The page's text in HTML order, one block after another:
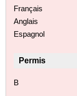
Français
Anglais
Espagnol
Permis
B